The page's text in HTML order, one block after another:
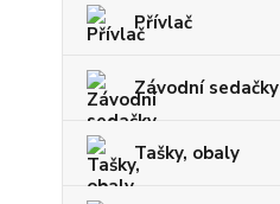
Přívlač
Závodní sedačky
Tašky, obaly